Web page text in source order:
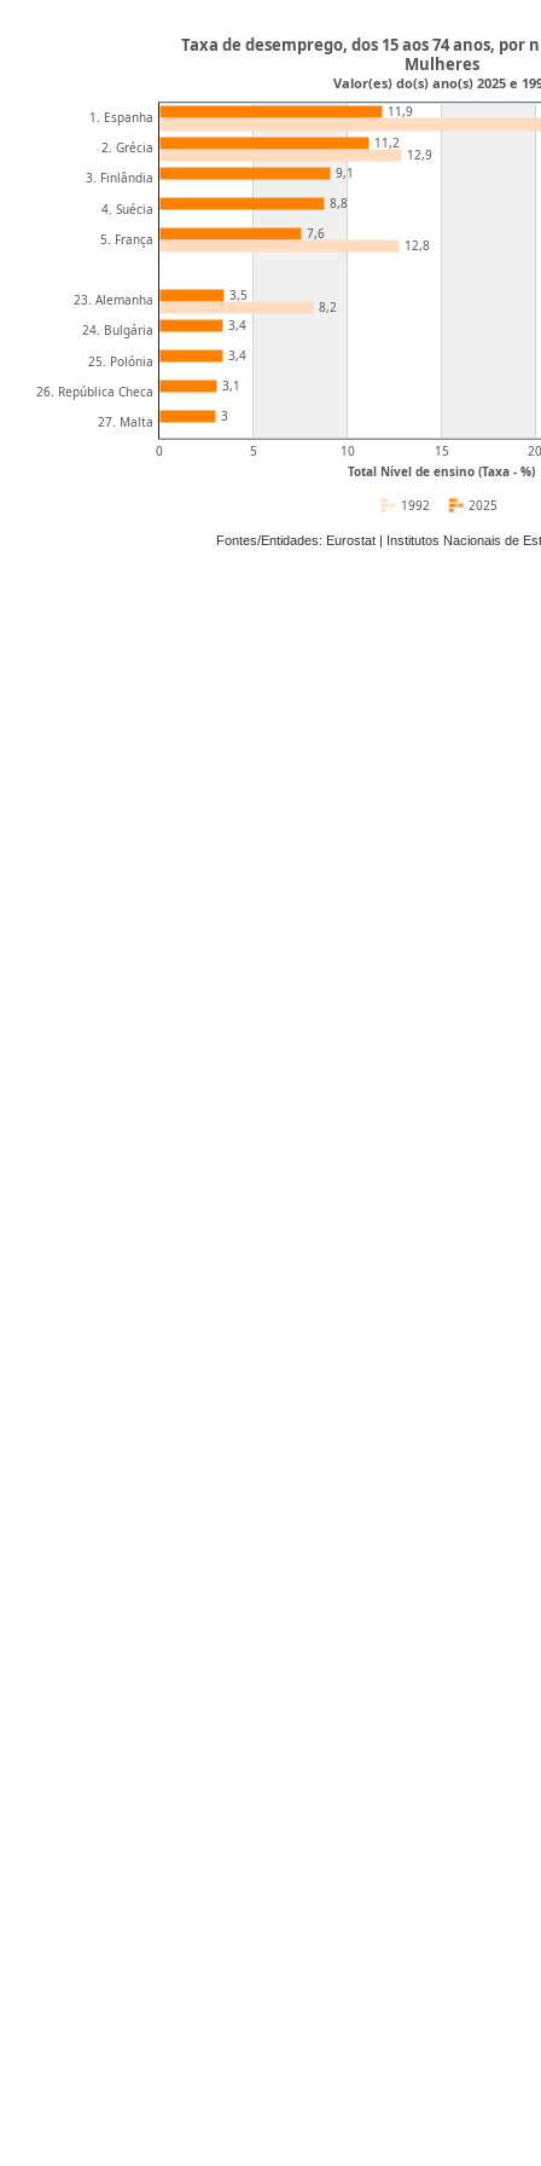
Total Nível de ensino (Taxa - %)
0 5 10 15
1. Espanha
2. Grécia
3. Finlândia
4. Suécia
5. França
23. Alemanha
24. Bulgária
25. Polónia
26. República Checa
27. Malta
11,9
11,2
9,1
8,8
7,6
3,5
3,4
3,4
3,1
3
12,9
12,8
8,2
Taxa de desemprego, dos 15 aos 74 anos, por
Mulheres
Valor(es) do(s) ano(s) 2025 e
2025
1992
Fontes/Entidades: Eurostat | Institutos Nacionais de